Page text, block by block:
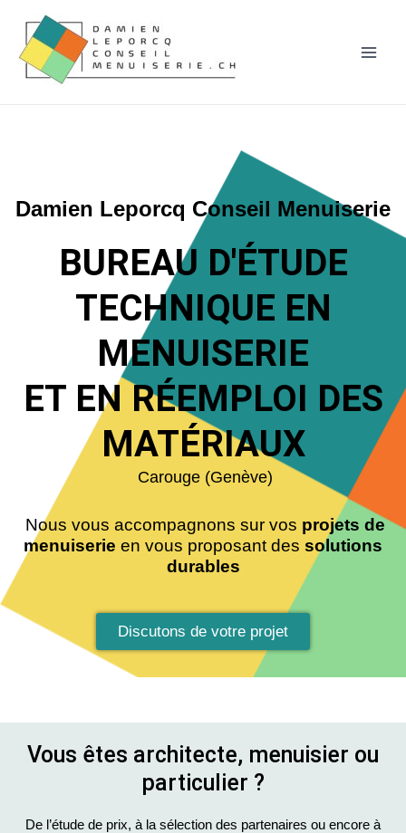
Damien Leporcq Conseil Menuiserie
BUREAU D'ÉTUDE
TECHNIQUE EN
MENUISERIE
ET EN RÉEMPLOI DES
MATÉRIAUX
Carouge (Genève)
Nous vous accompagnons sur vos projets de
menuiserie en vous proposant des solutions
durables
Discutons de votre projet
Vous êtes architecte, menuisier ou
particulier ?
De l’étude de prix, à la sélection des partenaires ou encore à